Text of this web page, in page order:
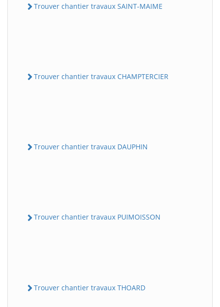
Trouver chantier travaux SAINT-MAIME
Trouver chantier travaux CHAMPTERCIER
Trouver chantier travaux DAUPHIN
Trouver chantier travaux PUIMOISSON
Trouver chantier travaux THOARD